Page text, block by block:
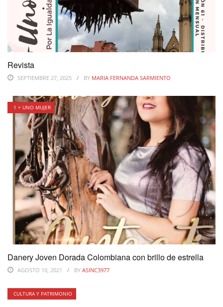
Revista
SEPTIEMBRE 27, 2025 BY MARIA FERNANDA SARMIENTO
1 + UNO MUJER
Danery Joven Dorada Colombiana con brillo de estrella
AGOSTO 10, 2021 BY ASINC3977
CULTURA Y PATRIMONIO